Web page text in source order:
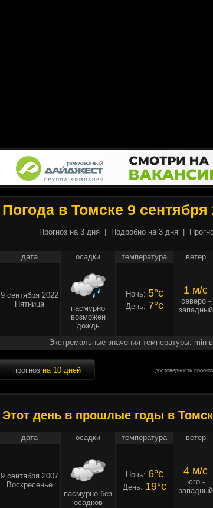
Погода в Томске 9 сентября
Прогноз на 3 дня Подробно на 3 дня
дата осадки температура ветер
9 сентября 2022
Пятница
пасмурно
возможен
дождь
Ночь: 5°c
День: 7°c
1 м/c
северо -
западный
Экстремальные значения температуры: min
прогноз на 10 дней достоверность
Этот день в прошлые годы в
дата осадки температура ветер
9 сентября 2007
Воскресенье
пасмурно без
осадков
Ночь: 6°c
День: 19°c
4 м/c
юго -
западный